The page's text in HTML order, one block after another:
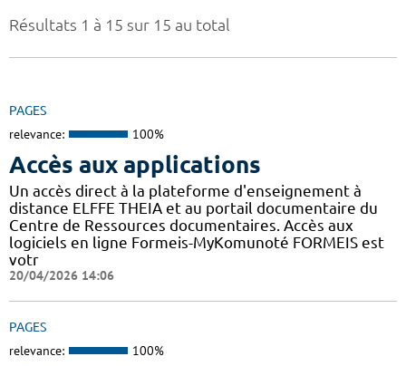
Résultats 1 à 15 sur 15 au total
PAGES
relevance: 100%
Accès aux applications
Un accès direct à la plateforme d'enseignement à
distance ELFFE THEIA et au portail documentaire du
Centre de Ressources documentaires. Accès aux
logiciels en ligne Formeis-MyKomunoté FORMEIS est
votr
20/04/2026 14:06
PAGES
relevance: 100%